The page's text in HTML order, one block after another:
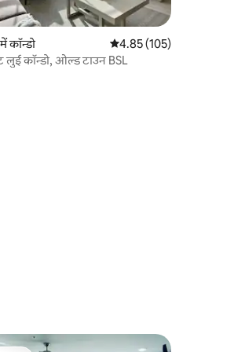
कॉन्डो औसत रेटिंग 5 में से 4.85,
4.85 (105)
लुई कॉन्डो, ओल्ड टाउन BSL